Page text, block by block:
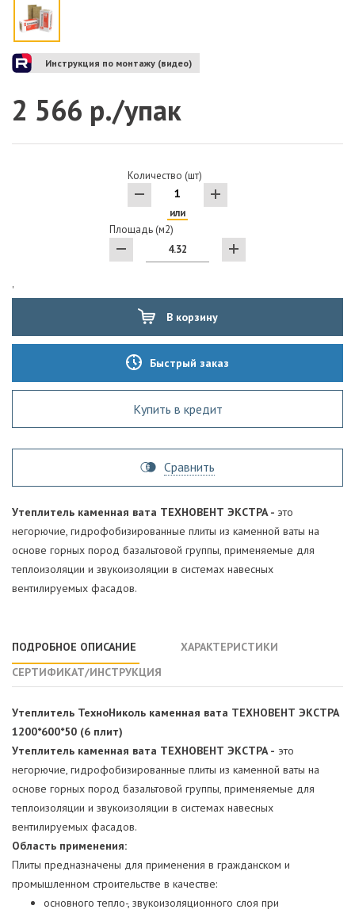
Инструкция по монтажу (видео)
2 566 р./упак
Количество (шт)
или
Площадь (м2)
'
В корзину
Быстрый заказ
Купить в кредит
Сравнить
Утеплитель каменная вата ТЕХНОВЕНТ ЭКСТРА - это
негорючие, гидрофобизированные плиты из каменной ваты на
основе горных пород базальтовой группы, применяемые для
теплоизоляции и звукоизоляции в системах навесных
вентилируемых фасадов.
ПОДРОБНОЕ ОПИСАНИЕ
ХАРАКТЕРИСТИКИ
СЕРТИФИКАТ/ИНСТРУКЦИЯ
Утеплитель ТехноНиколь каменная вата ТЕХНОВЕНТ ЭКСТРА
1200*600*50 (6 плит)
Утеплитель каменная вата ТЕХНОВЕНТ ЭКСТРА - это
негорючие, гидрофобизированные плиты из каменной ваты на
основе горных пород базальтовой группы, применяемые для
теплоизоляции и звукоизоляции в системах навесных
вентилируемых фасадов.
Область применения:
Плиты предназначены для применения в гражданском и
промышленном строительстве в качестве:
основного тепло-, звукоизоляционного слоя при